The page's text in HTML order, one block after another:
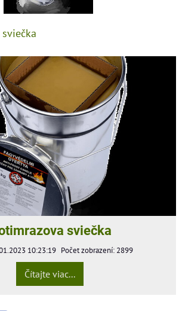
sviečka
10:23:19 Počet zobrazení: 2899
Čítajte viac...